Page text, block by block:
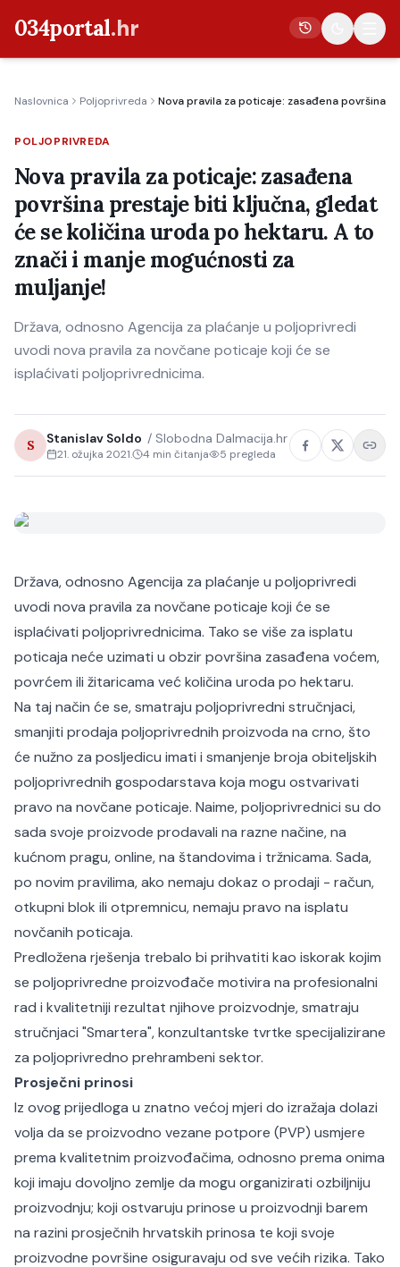
034portal.hr
Crna kronika
Poljoprivreda
Politika
Gospodarstvo
Naslovnica Poljoprivreda Nova pravila za poticaje: zasađena površina
POLJOPRIVREDA
Nova pravila za poticaje: zasađena
površina prestaje biti ključna, gledat
će se količina uroda po hektaru. A to
znači i manje mogućnosti za
muljanje!
Država, odnosno Agencija za plaćanje u poljoprivredi
uvodi nova pravila za novčane poticaje koji će se
isplaćivati poljoprivrednicima.
S Stanislav Soldo / Slobodna Dalmacija.hr
21. ožujka 2021. 4 min čitanja 5 pregleda
Država, odnosno Agencija za plaćanje u poljoprivredi
uvodi nova pravila za novčane poticaje koji će se
isplaćivati poljoprivrednicima. Tako se više za isplatu
poticaja neće uzimati u obzir površina zasađena voćem,
povrćem ili žitaricama već količina uroda po hektaru.
Na taj način će se, smatraju poljoprivredni stručnjaci,
smanjiti prodaja poljoprivrednih proizvoda na crno, što
će nužno za posljedicu imati i smanjenje broja obiteljskih
poljoprivrednih gospodarstava koja mogu ostvarivati
pravo na novčane poticaje. Naime, poljoprivrednici su do
sada svoje proizvode prodavali na razne načine, na
kućnom pragu, online, na štandovima i tržnicama. Sada,
po novim pravilima, ako nemaju dokaz o prodaji - račun,
otkupni blok ili otpremnicu, nemaju pravo na isplatu
novčanih poticaja.
Predložena rješenja trebalo bi prihvatiti kao iskorak kojim
se poljoprivredne proizvođače motivira na profesionalni
rad i kvalitetniji rezultat njihove proizvodnje, smatraju
stručnjaci "Smartera", konzultantske tvrtke specijalizirane
za poljoprivredno prehrambeni sektor.
Prosječni prinosi
Iz ovog prijedloga u znatno većoj mjeri do izražaja dolazi
volja da se proizvodno vezane potpore (PVP) usmjere
prema kvalitetnim proizvođačima, odnosno prema onima
koji imaju dovoljno zemlje da mogu organizirati ozbiljniju
proizvodnju; koji ostvaruju prinose u proizvodnji barem
na razini prosječnih hrvatskih prinosa te koji svoje
proizvodne površine osiguravaju od sve većih rizika. Tako